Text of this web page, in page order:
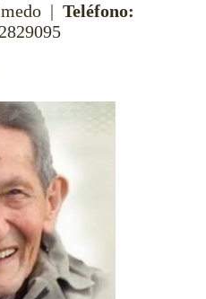
|Teléfono: